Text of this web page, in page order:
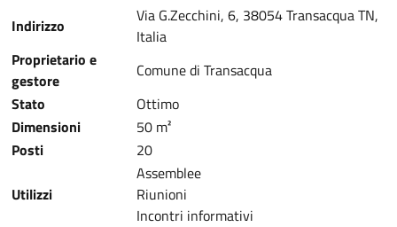
Indirizzo
Via G.Zecchini, 6, 38054 Transacqua TN,
Italia
Proprietario e
gestore
Comune di Transacqua
Stato
Ottimo
Dimensioni
50 m²
Posti
20
Utilizzi
Assemblee
Riunioni
Incontri informativi